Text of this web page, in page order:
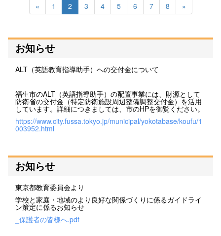
« 1 2 3 4 5 6 7 8 »
お知らせ
ALT（英語教育指導助手）への交付金について
福生市のALT（英語指導助手）の配置事業には、財源として
防衛省の交付金（特定防衛施設周辺整備調整交付金）を活用
しています。詳細につきましては、市のHPを御覧ください。
https://www.city.fussa.tokyo.jp/municipal/yokotabase/koufu/1
003952.html
お知らせ
東京都教育委員会より
学校と家庭・地域のより良好な関係づくりに係るガイドライ
ン策定に係るお知らせ
_保護者の皆様へ.pdf